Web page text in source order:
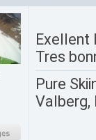
Exellent
Tres
Pure
Valberg,